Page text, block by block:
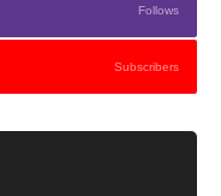
Follows
Subscribers